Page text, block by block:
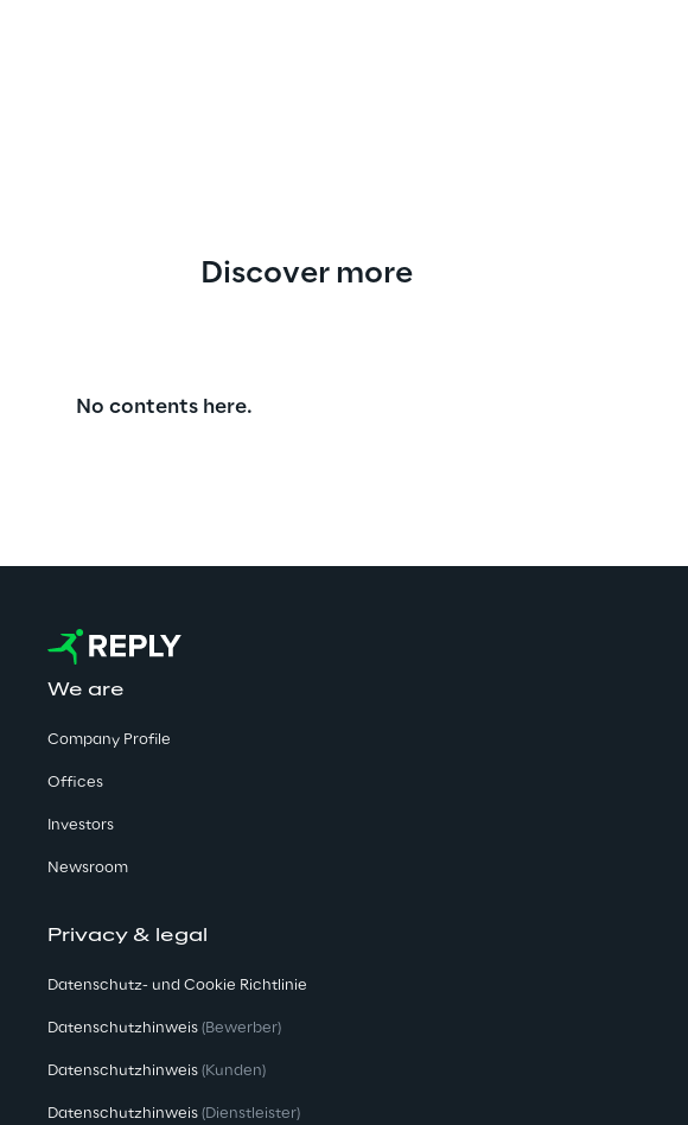
Discover more
No contents here.
We are
Company Profile
Offices
Investors
Newsroom
Privacy & legal
Datenschutz- und Cookie Richtlinie
Datenschutzhinweis (Bewerber)
Datenschutzhinweis (Kunden)
Datenschutzhinweis (Dienstleister)